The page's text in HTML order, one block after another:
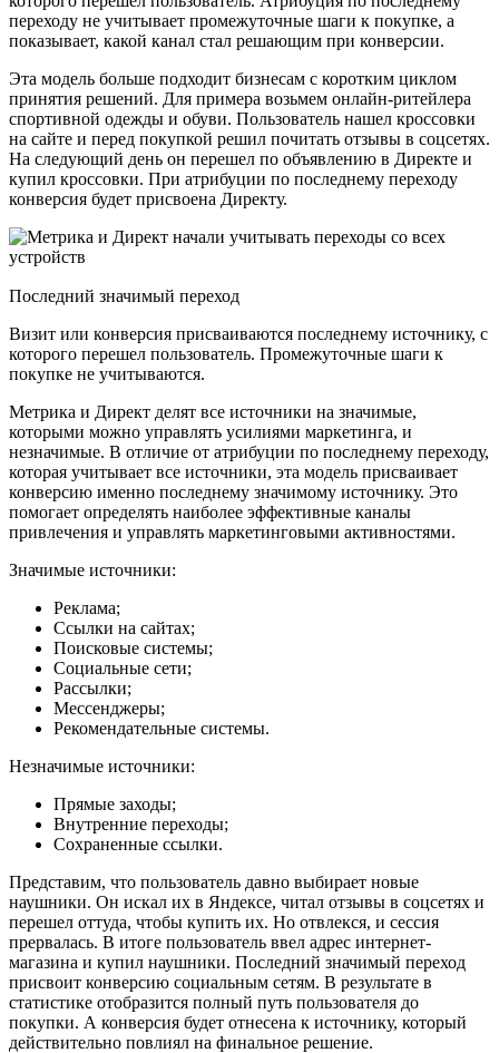
переходу не учитывает промежуточные шаги к покупке, а
показывает, какой канал стал решающим при конверсии.
Эта модель больше подходит бизнесам с коротким циклом
принятия решений. Для примера возьмем онлайн-ритейлера
спортивной одежды и обуви. Пользователь нашел кроссовки
на сайте и перед покупкой решил почитать отзывы в соцсетях.
На следующий день он перешел по объявлению в Директе и
купил кроссовки. При атрибуции по последнему переходу
конверсия будет присвоена Директу.
Последний значимый переход
Визит или конверсия присваиваются последнему источнику, с
которого перешел пользователь. Промежуточные шаги к
покупке не учитываются.
Метрика и Директ делят все источники на значимые,
которыми можно управлять усилиями маркетинга, и
незначимые. В отличие от атрибуции по последнему переходу,
которая учитывает все источники, эта модель присваивает
конверсию именно последнему значимому источнику. Это
помогает определять наиболее эффективные каналы
привлечения и управлять маркетинговыми активностями.
Значимые источники:
Реклама;
Ссылки на сайтах;
Поисковые системы;
Социальные сети;
Рассылки;
Мессенджеры;
Рекомендательные системы.
Незначимые источники:
Прямые заходы;
Внутренние переходы;
Сохраненные ссылки.
Представим, что пользователь давно выбирает новые
наушники. Он искал их в Яндексе, читал отзывы в соцсетях и
перешел оттуда, чтобы купить их. Но отвлекся, и сессия
прервалась. В итоге пользователь ввел адрес интернет-
магазина и купил наушники. Последний значимый переход
присвоит конверсию социальным сетям. В результате в
статистике отобразится полный путь пользователя до
покупки. А конверсия будет отнесена к источнику, который
действительно повлиял на финальное решение.